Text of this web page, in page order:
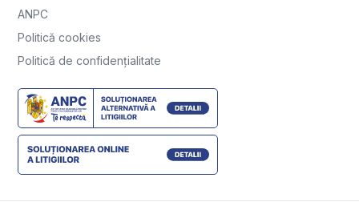
ANPC
Politică cookies
Politică de confidențialitate